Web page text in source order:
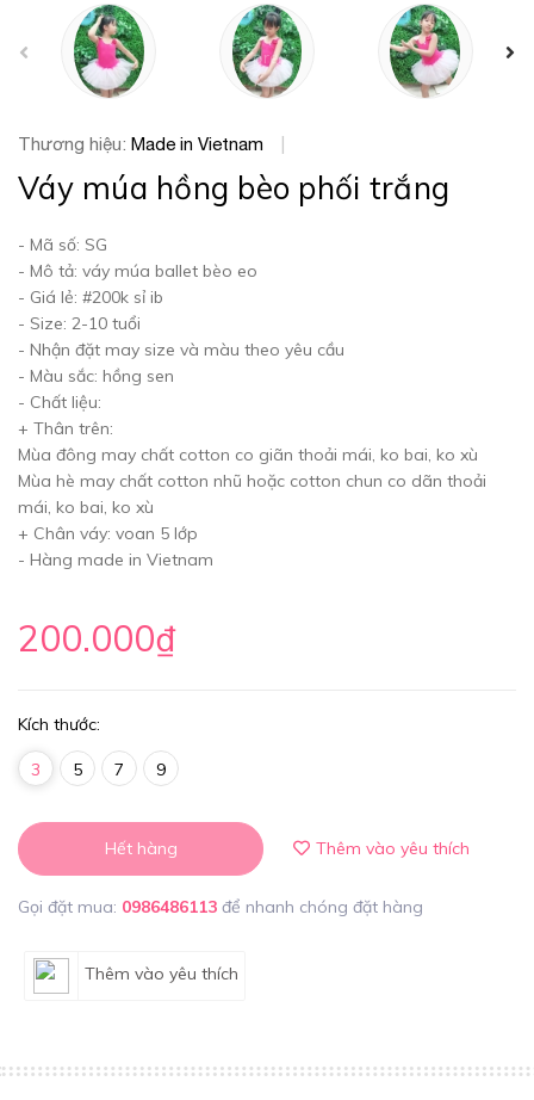
prev
Thương hiệu: Made in Vietnam
Váy múa hồng bèo phối trắng
- Mã số: SG
- Mô tả: váy múa ballet bèo eo
- Giá lẻ: #200k sỉ ib
- Size: 2-10 tuổi
- Nhận đặt may size và màu theo yêu cầu
- Màu sắc: hồng sen
- Chất liệu:
+ Thân trên:
Mùa đông may chất cotton co giãn thoải mái, ko bai, ko xù
Mùa hè may chất cotton nhũ hoặc cotton chun co dãn thoải
mái, ko bai, ko xù
+ Chân váy: voan 5 lớp
- Hàng made in Vietnam
200.000₫
Kích thước:
3 5 7 9
Hết hàng Thêm vào yêu thích
Gọi đặt mua: 0986486113 để nhanh chóng đặt hàng
Thêm vào yêu thích